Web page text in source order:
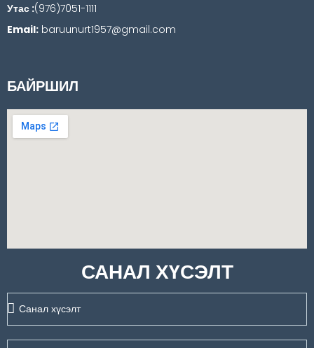
Утас :(976)7051-1111
Email: baruunurt1957@gmail.com
БАЙРШИЛ
САНАЛ ХҮСЭЛТ